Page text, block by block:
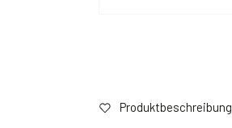
Produktbeschreibung